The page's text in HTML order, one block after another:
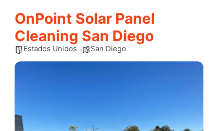
OnPoint Solar Panel
Cleaning San Diego
Estados Unidos San Diego